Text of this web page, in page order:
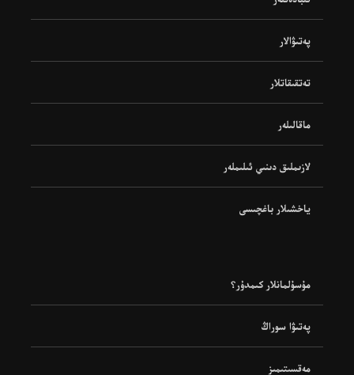
پەتىۋالار
تەتقىقاتلار
ماقالىلەر
لازىملىق دىنىي ئىلىملەر
ياخشىلار باغچىسى
مۇسۇلمانلار كىمدۇر؟
پەتىۋا سوراڭ
مەقسىتىمىز